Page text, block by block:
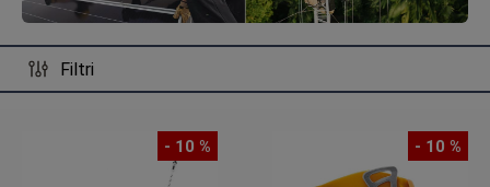
Filtri
- 10 % - 10 %